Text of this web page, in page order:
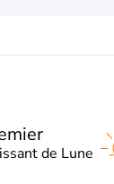
de Lune